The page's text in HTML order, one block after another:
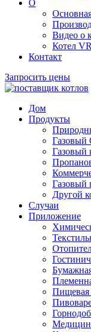
О
Видео о
Котел VR
Контакт
Запросить цены
Дом
Продукты
Газовый
Газовый
Газовый
Другой
Случаи
Приложение
Пищевая